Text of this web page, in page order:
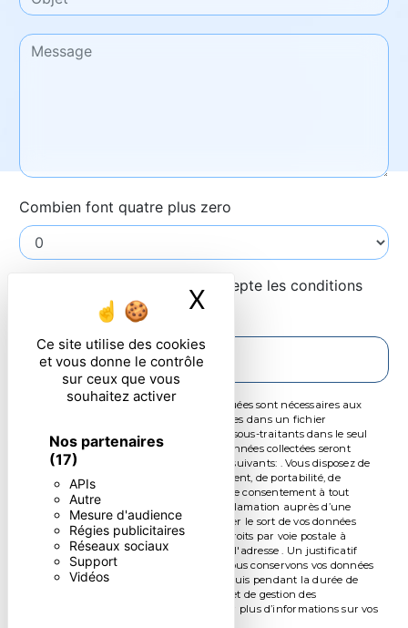
Ce site utilise des cookies
et vous donne le contrôle
sur ceux que vous
souhaitez activer
Nos partenaires
(17)
APIs
Autre
Mesure d'audience
Régies publicitaires
Réseaux sociaux
Support
Vidéos
X Masquer le
Combien font quatre plus zero
En cochant cette case, j'accepte les conditions
particulières ci-dessous **
ENVOYER
** Les données personnelles communiquées sont nécessaires aux
fins de vous contacter et sont enregistrées dans un fichier
informatisé. Elles sont destinées à et ses sous-traitants dans le seul
but de répondre à votre message. Les données collectées seront
communiquées aux seuls destinataires suivants: . Vous disposez de
droits d’accès, de rectification, d’effacement, de portabilité, de
limitation, d’opposition, de retrait de votre consentement à tout
moment et du droit d’introduire une réclamation auprès d’une
autorité de contrôle, ainsi que d’organiser le sort de vos données
post-mortem. Vous pouvez exercer ces droits par voie postale à
l'adresse ou par courrier électronique à l'adresse . Un justificatif
d'identité pourra vous être demandé. Nous conservons vos données
pendant la période de prise de contact puis pendant la durée de
prescription légale aux fins probatoires et de gestion des
contentieux. Consultez le site cnil.fr pour plus d’informations sur vos